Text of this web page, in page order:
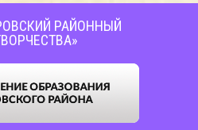
РАЙОННЫЙ